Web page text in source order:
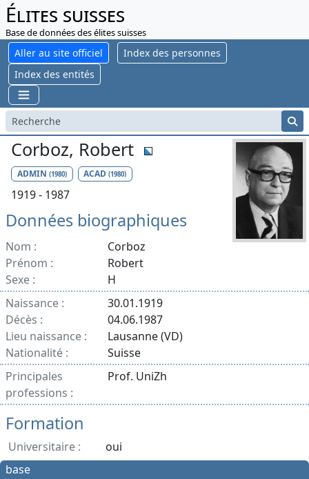
Élites suisses
Base de données des élites suisses
Aller au site officiel
Index des personnes
Index des entités
Corboz, Robert
ADMIN (1980) ACAD(1980)
1919 - 1987
Données biographiques
Nom :
Corboz
Prénom :
Robert
Sexe :
H
Naissance :
30.01.1919
Décès :
04.06.1987
Lieu naissance :
Lausanne (VD)
Nationalité :
Suisse
Principales
professions :
Prof. UniZh
Formation
Universitaire :
oui
base